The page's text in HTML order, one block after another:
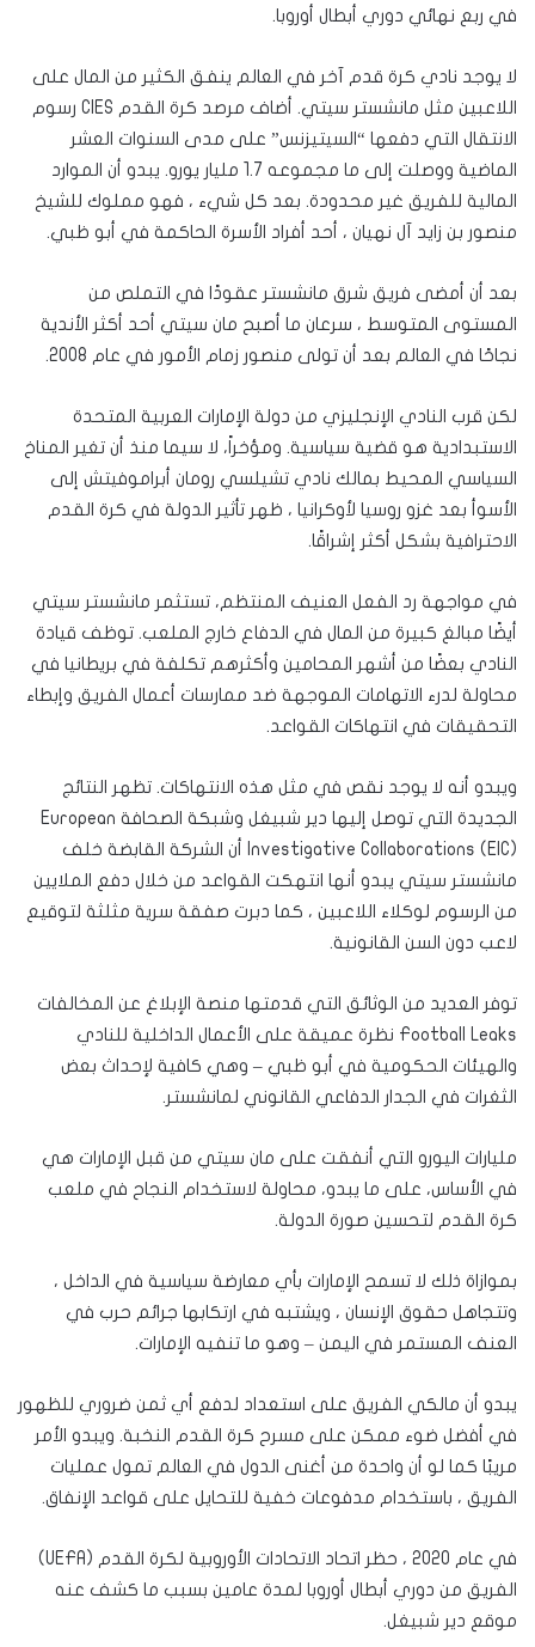
في ربع نهائي دوري أبطال أوروبا.
لا يوجد نادي كرة قدم آخر في العالم ينفق الكثير من المال على
اللاعبين مثل مانشستر سيتي. أضاف مرصد كرة القدم CIES رسوم
الانتقال التي دفعها “السيتيزنس” على مدى السنوات العشر
الماضية ووصلت إلى ما مجموعه 1.7 مليار يورو. يبدو أن الموارد
المالية للفريق غير محدودة. بعد كل شيء ، فهو مملوك للشيخ
منصور بن زايد آل نهيان ، أحد أفراد الأسرة الحاكمة في أبو ظبي.
بعد أن أمضى فريق شرق مانشستر عقودًا في التملص من
المستوى المتوسط ​​، سرعان ما أصبح مان سيتي أحد أكثر الأندية
نجاحًا في العالم بعد أن تولى منصور زمام الأمور في عام 2008.
لكن قرب النادي الإنجليزي من دولة الإمارات العربية المتحدة
الاستبدادية هو قضية سياسية. ومؤخراً، لا سيما منذ أن تغير المناخ
السياسي المحيط بمالك نادي تشيلسي رومان أبراموفيتش إلى
الأسوأ بعد غزو روسيا لأوكرانيا ، ظهر تأثير الدولة في كرة القدم
الاحترافية بشكل أكثر إشراقًا.
في مواجهة رد الفعل العنيف المنتظم، تستثمر مانشستر سيتي
أيضًا مبالغ كبيرة من المال في الدفاع خارج الملعب. توظف قيادة
النادي بعضًا من أشهر المحامين وأكثرهم تكلفة في بريطانيا في
محاولة لدرء الاتهامات الموجهة ضد ممارسات أعمال الفريق وإبطاء
التحقيقات في انتهاكات القواعد.
ويبدو أنه لا يوجد نقص في مثل هذه الانتهاكات. تظهر النتائج
الجديدة التي توصل إليها دير شبيغل وشبكة الصحافة European
Investigative Collaborations (EIC) أن الشركة القابضة خلف
مانشستر سيتي يبدو أنها انتهكت القواعد من خلال دفع الملايين
من الرسوم لوكلاء اللاعبين ، كما دبرت صفقة سرية مثلثة لتوقيع
لاعب دون السن القانونية.
توفر العديد من الوثائق التي قدمتها منصة الإبلاغ عن المخالفات
Football Leaks نظرة عميقة على الأعمال الداخلية للنادي
والهيئات الحكومية في أبو ظبي – وهي كافية لإحداث بعض
الثغرات في الجدار الدفاعي القانوني لمانشستر.
مليارات اليورو التي أنفقت على مان سيتي من قبل الإمارات هي
في الأساس، على ما يبدو، محاولة لاستخدام النجاح في ملعب
كرة القدم لتحسين صورة الدولة.
بموازاة ذلك لا تسمح الإمارات بأي معارضة سياسية في الداخل ،
وتتجاهل حقوق الإنسان ، ويشتبه في ارتكابها جرائم حرب في
العنف المستمر في اليمن – وهو ما تنفيه الإمارات.
يبدو أن مالكي الفريق على استعداد لدفع أي ثمن ضروري للظهور
في أفضل ضوء ممكن على مسرح كرة القدم النخبة. ويبدو الأمر
مريبًا كما لو أن واحدة من أغنى الدول في العالم تمول عمليات
الفريق ، باستخدام مدفوعات خفية للتحايل على قواعد الإنفاق.
في عام 2020 ، حظر اتحاد الاتحادات الأوروبية لكرة القدم (UEFA)
الفريق من دوري أبطال أوروبا لمدة عامين بسبب ما كشف عنه
موقع دير شبيغل.